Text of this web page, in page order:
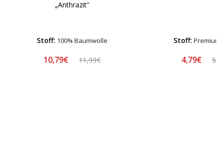
„Anthrazit“
Stoff: 100% Baumwolle
10,79€ 11,99€
Stoff:
4,79€